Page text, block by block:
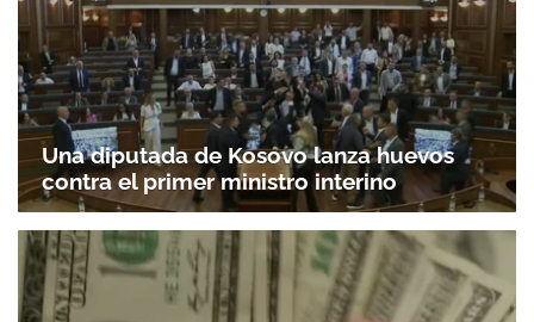
Una diputada de Kosovo lanza huevos
contra el primer ministro interino